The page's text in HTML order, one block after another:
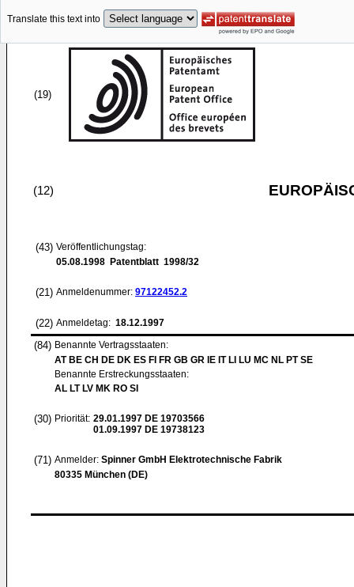
Translate this text into
(19)
(12)
(43) Veröffentlichungstag:
05.08.1998 Patentblatt 1998/32
(21) Anmeldenummer: 97122452.2
(22) Anmeldetag: 18.12.1997
(84) Benannte Vertragsstaaten:
AT BE CH DE DK ES FI FR GB GR IE IT LI LU MC NL PT SE
Benannte Erstreckungsstaaten:
AL LT LV MK RO SI
(30) Priorität: 29.01.1997 DE 19703566
01.09.1997 DE 19738123
(71) Anmelder: Spinner GmbH Elektrotechnische Fabrik
80335 München (DE)